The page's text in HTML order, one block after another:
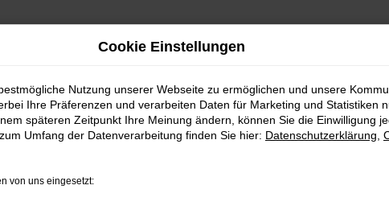
Fahrzeugmarkt
Cookie Einstellungen
Nutzung unserer Webseite zu ermöglichen und unsere
Ihre Präferenzen und verarbeiten Daten für Marketing und Statistiken
späteren Zeitpunkt Ihre Meinung ändern, können Sie die Einwilligung
Umfang der Datenverarbeitung finden Sie hier: Datenschutzerklärung
von uns eingesetzt: